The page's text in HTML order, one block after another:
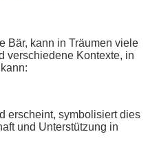
Bär, kann in Träumen viele
verschiedene Kontexte, in
erscheint, symbolisiert dies
und Unterstützung in